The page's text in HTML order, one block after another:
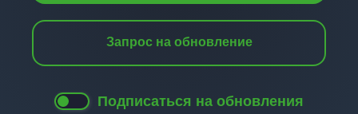
Запрос на обновление
Подписаться на обновления